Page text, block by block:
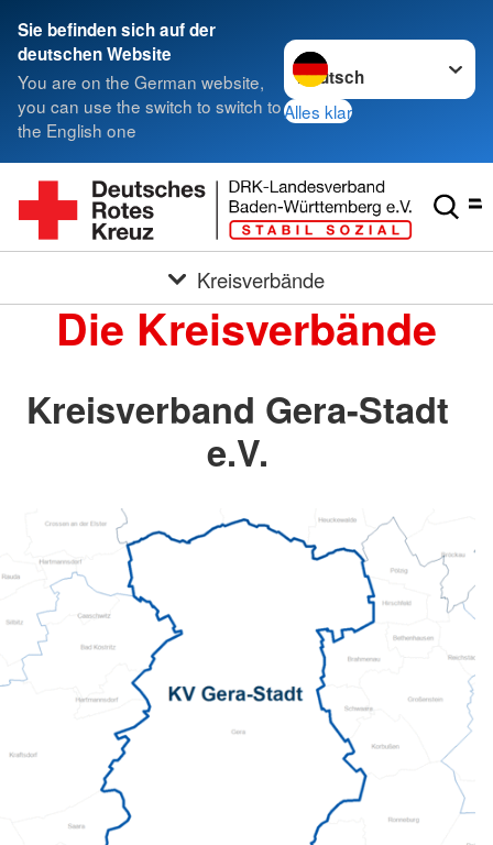
Sie befinden sich auf der
deutschen Website
You are on the German website,
you can use the switch to switch to
the English one
Sprache wechseln zu
Alles klar
Kreisverbände
Die Kreisverbände
Kreisverband Gera-Stadt
e.V.